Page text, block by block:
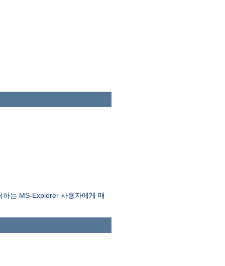
는 MS-Explorer 사용자에게 매